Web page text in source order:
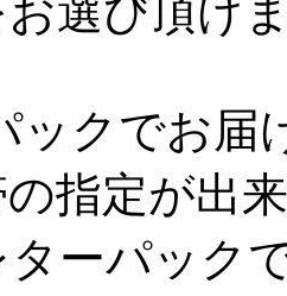
お選び頂け
クでお届
の指定が出
ターパック